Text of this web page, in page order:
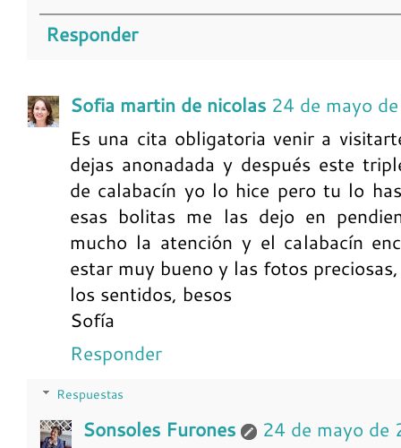
Responder
Sofia martin de nicolas 24 de mayo
Es una cita obligatoria venir a
dejas anonadada y después este
de calabacín yo lo hice pero tu lo
esas bolitas me las dejo en
mucho la atención y el calabacín
estar muy bueno y las fotos
los sentidos, besos
Sofía
Responder
Respuestas
Sonsoles Furones
24 de mayo